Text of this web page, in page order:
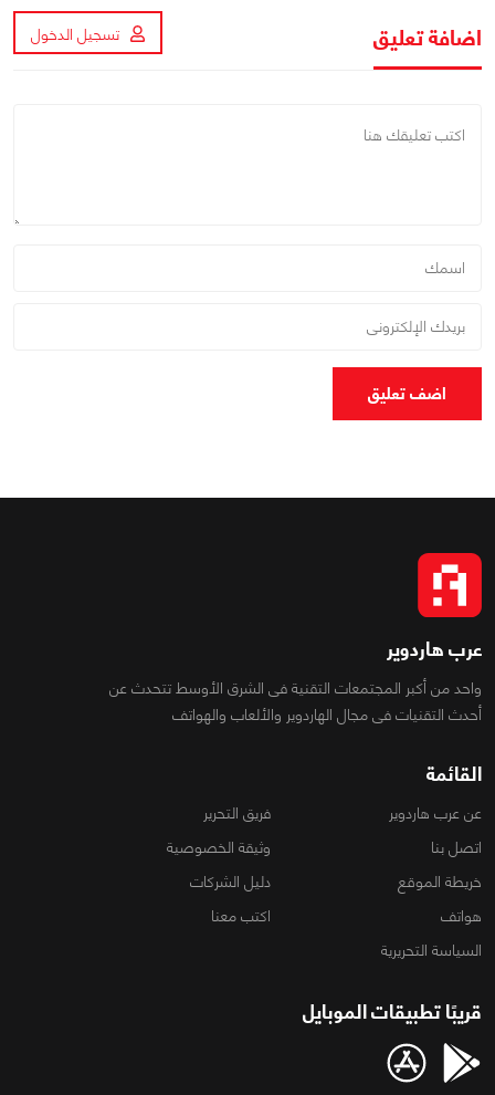
اضافة تعليق تسجيل الدخول
اضف تعليق
عرب هاردوير
واحد من أكبر المجتمعات التقنية فى الشرق الأوسط تتحدث عن
أحدث التقنيات فى مجال الهاردوير والألعاب والهواتف
القائمة
عن عرب هاردوير
فريق التحرير
اتصل بنا
وثيقة الخصوصية
خريطة الموقع
دليل الشركات
هواتف
اكتب معنا
السياسة التحريرية
قريبًا تطبيقات الموبايل